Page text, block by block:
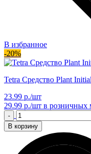
В избранное
-20%
Tetra Средство Plant
23.99 р./шт
29.99 р./шт в розничных
-
В корзину